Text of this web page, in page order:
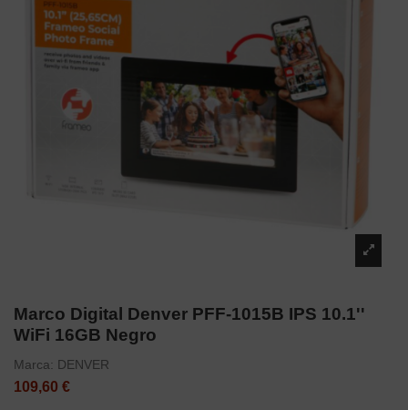
Marco Digital Denver PFF-1015B IPS 10.1''
WiFi 16GB Negro
Marca: DENVER
109,60 €